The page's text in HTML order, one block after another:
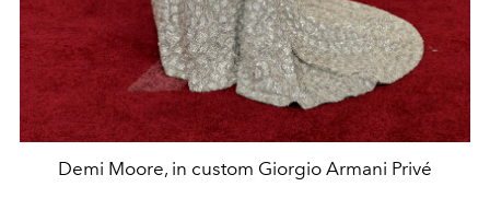
Demi Moore, in custom Giorgio Armani Privé